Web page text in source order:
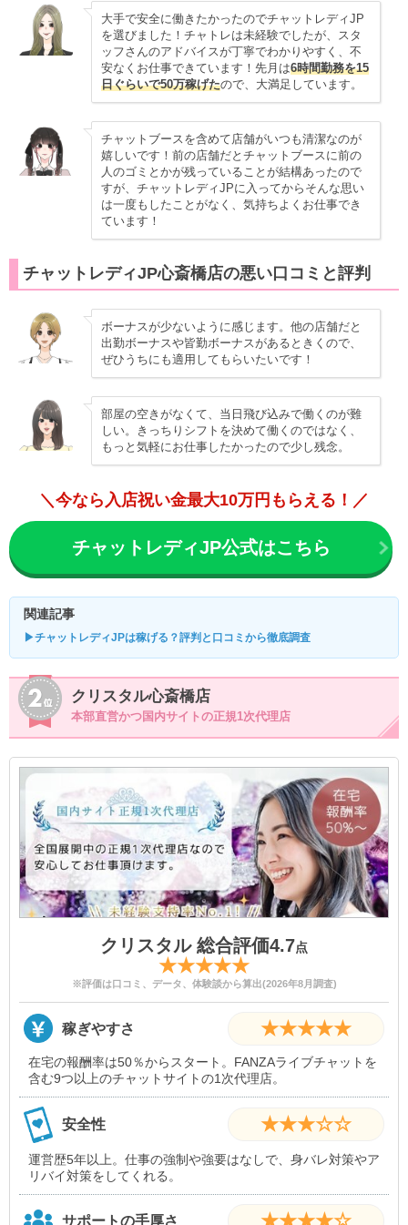
大手で安全に働きたかったのでチャットレディJP
を選びました！チャトレは未経験でしたが、スタ
ッフさんのアドバイスが丁寧でわかりやすく、不
安なくお仕事できています！先月は6時間勤務を15
日ぐらいで50万稼げたので、大満足しています。
チャットブースを含めて店舗がいつも清潔なのが
嬉しいです！前の店舗だとチャットブースに前の
人のゴミとかが残っていることが結構あったので
すが、チャットレディJPに入ってからそんな思い
は一度もしたことがなく、気持ちよくお仕事でき
ています！
チャットレディJP心斎橋店の悪い口コミと評判
ボーナスが少ないように感じます。他の店舗だと
出勤ボーナスや皆勤ボーナスがあるときくので、
ぜひうちにも適用してもらいたいです！
部屋の空きがなくて、当日飛び込みで働くのが難
しい。きっちりシフトを決めて働くのではなく、
もっと気軽にお仕事したかったので少し残念。
＼今なら入店祝い金最大10万円もらえる！／
チャットレディJP公式はこちら
関連記事
▶チャットレディJPは稼げる？評判と口コミから徹底調査
クリスタル心斎橋店
本部直営かつ国内サイトの正規1次代理店
クリスタル 総合評価4.7点
★★★★★
※評価は口コミ、データ、体験談から算出(2026年8月調査)
稼ぎやすさ ★★★★★
在宅の報酬率は50％からスタート。FANZAライブチャットを
含む9つ以上のチャットサイトの1次代理店。
安全性 ★★★☆☆
運営歴5年以上。仕事の強制や強要はなしで、身バレ対策やア
リバイ対策をしてくれる。
サポートの手厚さ ★★★★☆